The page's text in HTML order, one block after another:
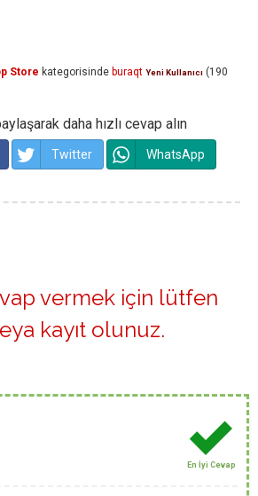
Store kategorisinde buraqt Yeni Kullanıcı (190
daha hızlı cevap alın
Twitter WhatsApp
vermek için lütfen
kayıt olunuz.
En İyi Cevap